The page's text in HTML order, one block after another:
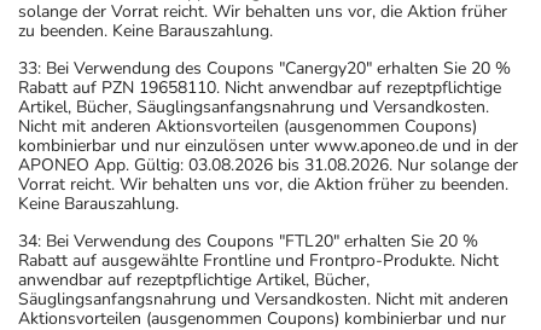
solange der Vorrat reicht. Wir behalten uns vor, die Aktion früher
zu beenden. Keine Barauszahlung.
33: Bei Verwendung des Coupons "Canergy20" erhalten Sie 20 %
Rabatt auf PZN 19658110. Nicht anwendbar auf rezeptpflichtige
Artikel, Bücher, Säuglingsanfangsnahrung und Versandkosten.
Nicht mit anderen Aktionsvorteilen (ausgenommen Coupons)
kombinierbar und nur einzulösen unter www.aponeo.de und in der
APONEO App. Gültig: 03.08.2026 bis 31.08.2026. Nur solange der
Vorrat reicht. Wir behalten uns vor, die Aktion früher zu beenden.
Keine Barauszahlung.
34: Bei Verwendung des Coupons "FTL20" erhalten Sie 20 %
Rabatt auf ausgewählte Frontline und Frontpro-Produkte. Nicht
anwendbar auf rezeptpflichtige Artikel, Bücher,
Säuglingsanfangsnahrung und Versandkosten. Nicht mit anderen
Aktionsvorteilen (ausgenommen Coupons) kombinierbar und nur